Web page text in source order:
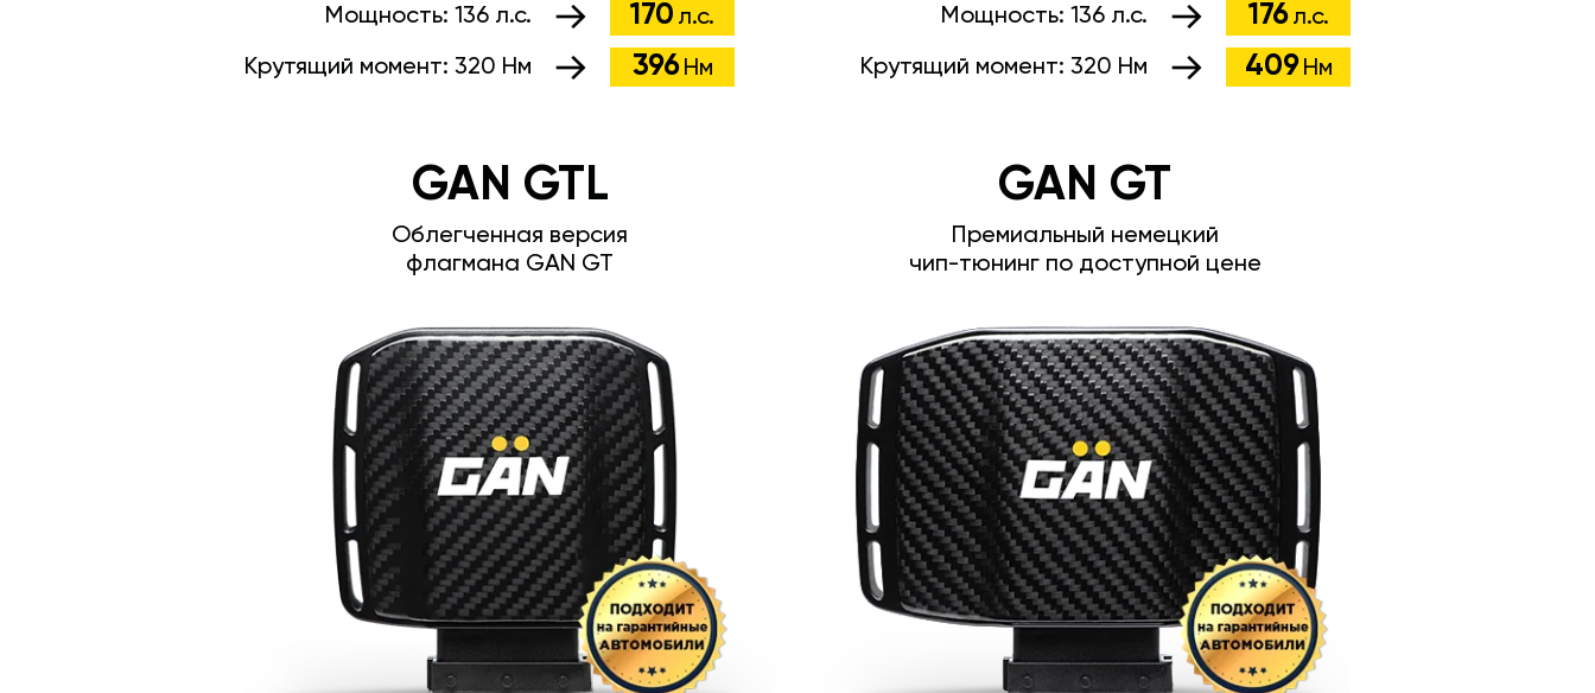
Мощность: 136 л.с. 176 л.с.
Крутящий момент: 320 Нм 409 Нм
Мощность: 136 л.с. 170 л.с.
Крутящий момент: 320 Нм 396 Нм
GAN GT
Премиальный немецкий
чип-тюнинг по доступной цене
GAN GTL
Облегченная версия
флагмана GAN GT